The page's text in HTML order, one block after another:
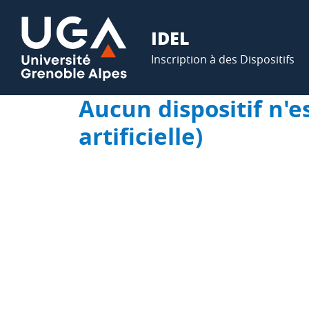
IDEL
Inscription à des Dispositifs
Aucun dispositif
artificielle)